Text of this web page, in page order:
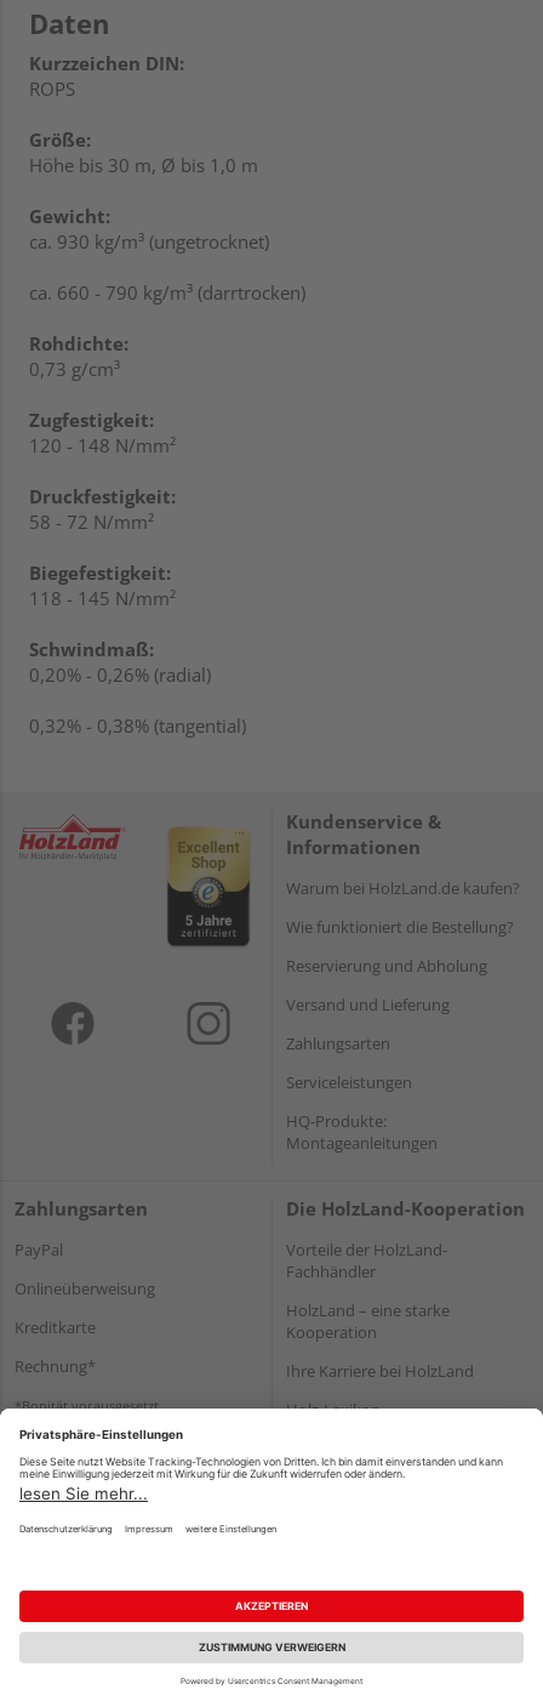
Daten
Kurzzeichen DIN:
ROPS
Größe:
Höhe bis 30 m, Ø bis 1,0 m
Gewicht:
ca. 930 kg/m³ (ungetrocknet)
ca. 660 - 790 kg/m³ (darrtrocken)
Rohdichte:
0,73 g/cm³
Zugfestigkeit:
120 - 148 N/mm²
Druckfestigkeit:
58 - 72 N/mm²
Biegefestigkeit:
118 - 145 N/mm²
Schwindmaß:
0,20% - 0,26% (radial)
0,32% - 0,38% (tangential)
Kundenservice &
Informationen
Warum bei HolzLand.de kaufen?
Wie funktioniert die Bestellung?
Reservierung und Abholung
Versand und Lieferung
Zahlungsarten
Serviceleistungen
HQ-Produkte:
Montageanleitungen
Zahlungsarten
PayPal
Onlineüberweisung
Kreditkarte
Rechnung*
*Bonität vorausgesetzt
Die HolzLand-Kooperation
Vorteile der HolzLand-
Fachhändler
HolzLand – eine starke
Kooperation
Ihre Karriere bei HolzLand
Holz-Lexikon
Impressum Datenschutz
Nutzungsbedingungen
Barrierefreiheitserklärung
Vertrag widerrufen